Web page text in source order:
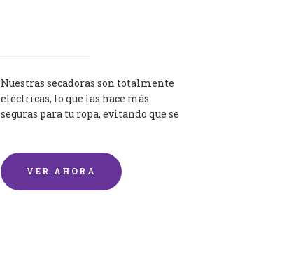
Nuestras secadoras son totalmente
eléctricas, lo que las hace más
seguras para tu ropa, evitando que se
VER AHORA